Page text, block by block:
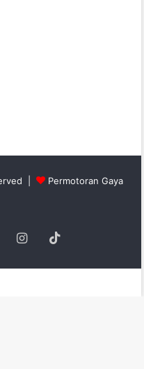
|
Permotoran Gaya
YouTubeInstagram